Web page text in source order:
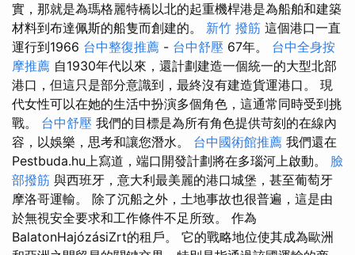
實，那就是為瑪格麗特橋以北的起重機桿港是為船舶和建築
材料到布達佩斯的船隻而創建的。 新竹 撥筋 這個港口一直
運行到1966 台中整復推薦 - 台中舒壓 67年。 台中全身按
摩推薦 自1930年代以來，還計劃建造一個統一的大型北部
港口，但這只是部分意識到，最終沒有建造貨運港口。 現
代女性可以在她的生活中扮演多個角色，這通常同時受到挑
戰。 台中舒壓 我們的目標是為所有角色提供苛刻的在線內
容，以娛樂，思考和讓您潛水。 台中國術館推薦 我們還在
Pestbuda.hu上寫道，端口開發計劃將在多瑙河上啟動。 臉
部撥筋 與西班牙，意大利最美麗的港口城堡，甚至葡萄牙
摩洛哥運輸。 除了沉船之外，土地事故也很普遍，這是由
於無視安全要求和工作條件不足所致。 作為
BalatonHajózásiZrt的租戶。 它的戰略地位使其成為歐洲